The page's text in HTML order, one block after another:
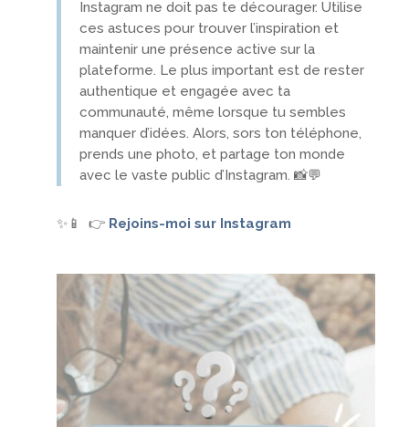
Instagram ne doit pas te décourager. Utilise
ces astuces pour trouver l’inspiration et
maintenir une présence active sur la
plateforme. Le plus important est de rester
authentique et engagée avec ta
communauté, même lorsque tu sembles
manquer d’idées. Alors, sors ton téléphone,
prends une photo, et partage ton monde
avec le vaste public d’Instagram. 📸💬
✨📱👉 Rejoins-moi sur Instagram